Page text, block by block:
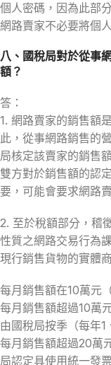
個人密碼，因為此部
網路賣家不必要將個
八、國稅局對於從事
額？
答：
1. 網路賣家的銷售額
此，從事網路銷售的
局核定該賣家的銷售
雙方對於銷售額的認
要，可能會要求網路
2. 至於稅額部分，稽
性質之網路交易行為
現行銷售貨物的實體
每月銷售額在10萬元
每月銷售額超過10萬
由國稅局按季（每年
每月銷售額超過20萬
局認定具使用統一發